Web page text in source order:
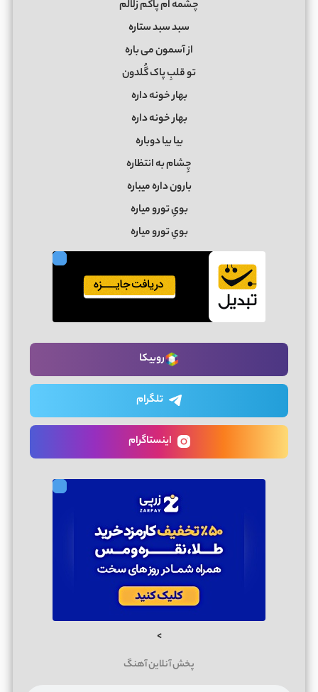
چشمه ام پاکم زلالم
سبد سبد ستاره
از آسمون می باره
تو قلبِ پاک گُلدون
بهار خونه داره
بهار خونه داره
بیا بیا دوباره
چِشام به انتظاره
بارون داره میباره
بویِ تورو میاره
بویِ تورو میاره
روبیکا
تلگرام
اینستاگرام
>
پخش آنلاین آهنگ